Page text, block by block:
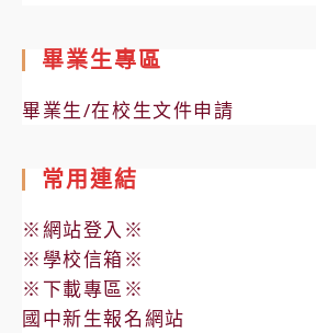
畢業生專區
畢業生/在校生文件申請
常用連結
※網站登入※
※學校信箱※
※下載專區※
國中新生報名網站